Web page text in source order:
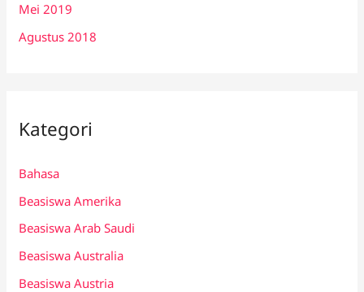
Mei 2019
Agustus 2018
Kategori
Bahasa
Beasiswa Amerika
Beasiswa Arab Saudi
Beasiswa Australia
Beasiswa Austria